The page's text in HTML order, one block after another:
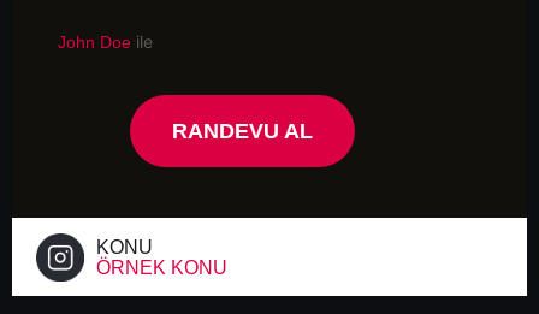
John Doe ile
RANDEVU AL
KONU
ÖRNEK KONU